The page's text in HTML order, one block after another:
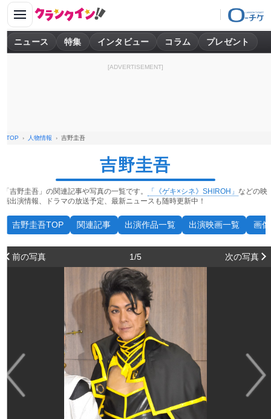
ニュース 特集 インタビュー コラム プレゼント
[ADVERTISEMENT]
TOP 人物情報 吉野圭吾
吉野圭吾
「吉野圭吾」の関連記事や写真の一覧です。 「《ゲキ×シネ》SHIROH」 などの映
画出演情報、ドラマの放送予定、最新ニュースも随時更新中！
吉野圭吾TOP 関連記事 出演作品一覧 出演映画一覧 画
前の写真 1/5 次の写真